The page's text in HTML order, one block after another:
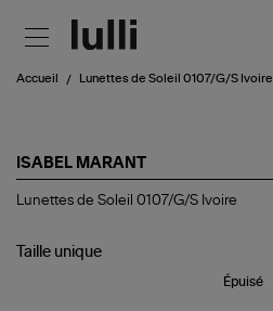
Accueil Lunettes de Soleil 0107/G/S Ivoire
ISABEL MARANT
Lunettes
0107/G/S
Lunettes de Soleil 0107/G/S Ivoire
Taille unique
Épuisé